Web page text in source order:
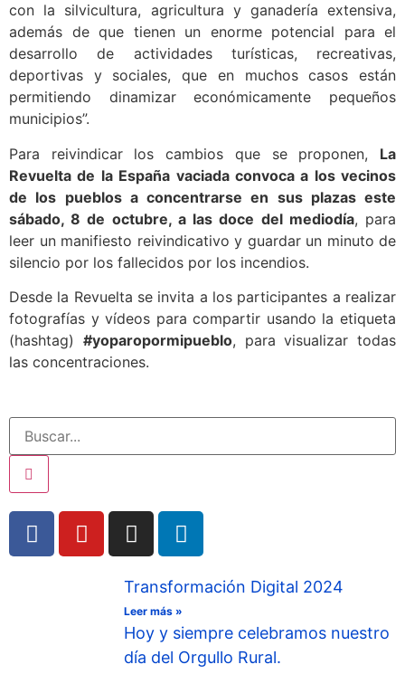
con la silvicultura, agricultura y ganadería extensiva,
además de que tienen un enorme potencial para el
desarrollo de actividades turísticas, recreativas,
deportivas y sociales, que en muchos casos están
permitiendo dinamizar económicamente pequeños
municipios”.
Para reivindicar los cambios que se proponen, La
Revuelta de la España vaciada convoca a los vecinos
de los pueblos a concentrarse en sus plazas este
sábado, 8 de octubre, a las doce del mediodía, para
leer un manifiesto reivindicativo y guardar un minuto de
silencio por los fallecidos por los incendios.
Desde la Revuelta se invita a los participantes a realizar
fotografías y vídeos para compartir usando la etiqueta
(hashtag) #yoparopormipueblo, para visualizar todas
las concentraciones.
Transformación Digital 2024
Leer más »
Hoy y siempre celebramos nuestro
día del Orgullo Rural.